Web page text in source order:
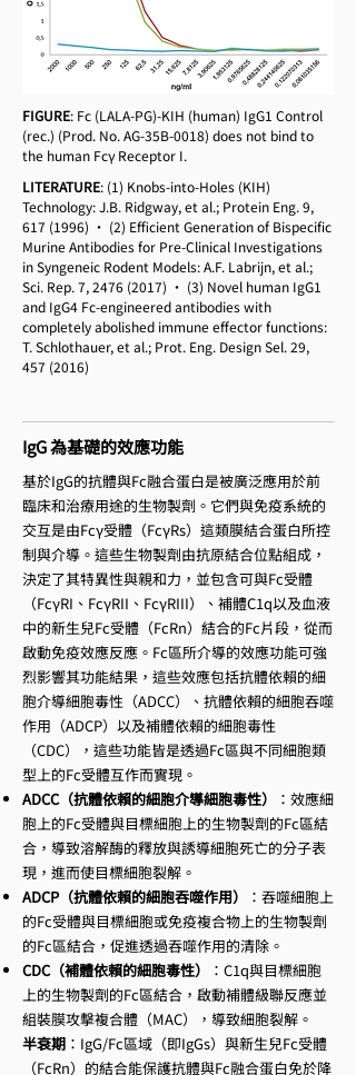
FIGURE: Fc (LALA-PG)-KIH (human) IgG1 Control
(rec.) (Prod. No. AG-35B-0018) does not bind to
the human Fcγ Receptor I.
LITERATURE: (1) Knobs-into-Holes (KIH)
Technology: J.B. Ridgway, et al.; Protein Eng. 9,
617 (1996) • (2) Efficient Generation of Bispecific
Murine Antibodies for Pre-Clinical Investigations
in Syngeneic Rodent Models: A.F. Labrijn, et al.;
Sci. Rep. 7,2476 (2017) • (3) Novel human IgG1
and IgG4 Fc-engineered antibodies with
completely abolished immune effector functions:
T. Schlothauer, et al.; Prot. Eng. Design Sel. 29,
457 (2016)
IgG 為基礎的效應功能
基於IgG的抗體與Fc融合蛋白是被廣泛應用於前
臨床和治療用途的生物製劑。它們與免疫系統的
交互是由Fcγ受體（FcγRs）這類膜結合蛋白所控
制與介導。這些生物製劑由抗原結合位點組成，
決定了其特異性與親和力，並包含可與Fc受體
（FcγRI、FcγRII、FcγRIII）、補體C1q以及血液
中的新生兒Fc受體（FcRn）結合的Fc片段，從而
啟動免疫效應反應。Fc區所介導的效應功能可強
烈影響其功能結果，這些效應包括抗體依賴的細
胞介導細胞毒性（ADCC）、抗體依賴的細胞吞噬
作用（ADCP）以及補體依賴的細胞毒性
（CDC），這些功能皆是透過Fc區與不同細胞類
型上的Fc受體互作而實現。
ADCC（抗體依賴的細胞介導細胞毒性）
：效應細
胞上的Fc受體與目標細胞上的生物製劑的Fc區結
合，導致溶解酶的釋放與誘導細胞死亡的分子表
現，進而使目標細胞裂解。
ADCP（抗體依賴的細胞吞噬作用）
：吞噬細胞上
的Fc受體與目標細胞或免疫複合物上的生物製劑
的Fc區結合，促進透過吞噬作用的清除。
CDC（補體依賴的細胞毒性）
：C1q與目標細胞
上的生物製劑的Fc區結合，啟動補體級聯反應並
組裝膜攻擊複合體（MAC），導致細胞裂解。
半衰期 ：IgG/Fc區域（即IgGs）與新生兒Fc受體
（FcRn）的結合能保護抗體與Fc融合蛋白免於降